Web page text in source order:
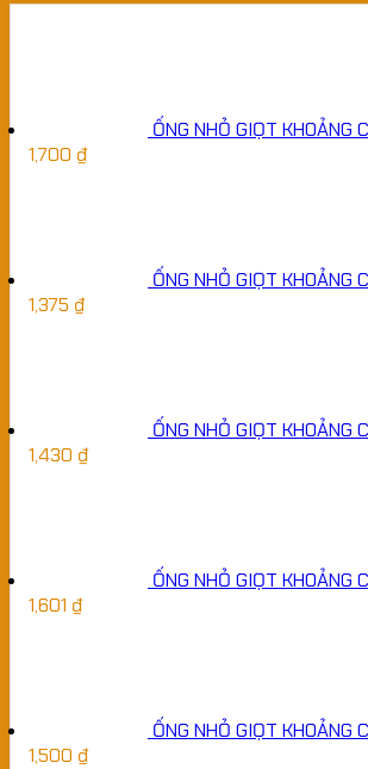
ỐNG NHỎ GIỌT KHOẢNG
1,700 ₫
ỐNG NHỎ GIỌT KHOẢNG
1,375 ₫
ỐNG NHỎ GIỌT KHOẢNG
1,430 ₫
ỐNG NHỎ GIỌT KHOẢNG
1,601 ₫
ỐNG NHỎ GIỌT KHOẢNG
1,500 ₫